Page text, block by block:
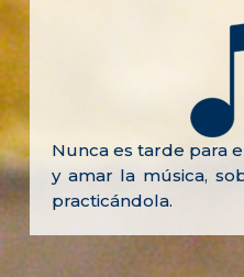
Nunca es tarde para
y amar la música,
practicándola.